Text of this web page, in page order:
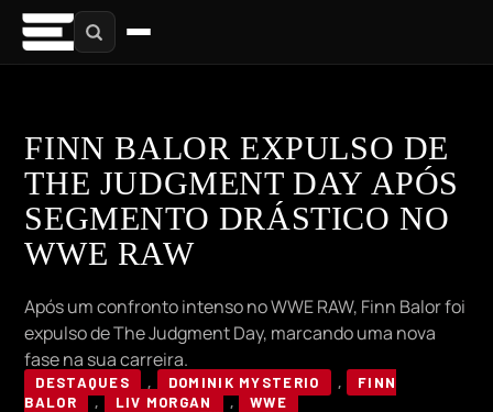
FINN BALOR EXPULSO DE
THE JUDGMENT DAY APÓS
SEGMENTO DRÁSTICO NO
WWE RAW
Após um confronto intenso no WWE RAW, Finn Balor foi
expulso de The Judgment Day, marcando uma nova
fase na sua carreira.
DESTAQUES , DOMINIK MYSTERIO ,
FINN
BALOR
, LIV MORGAN , WWE